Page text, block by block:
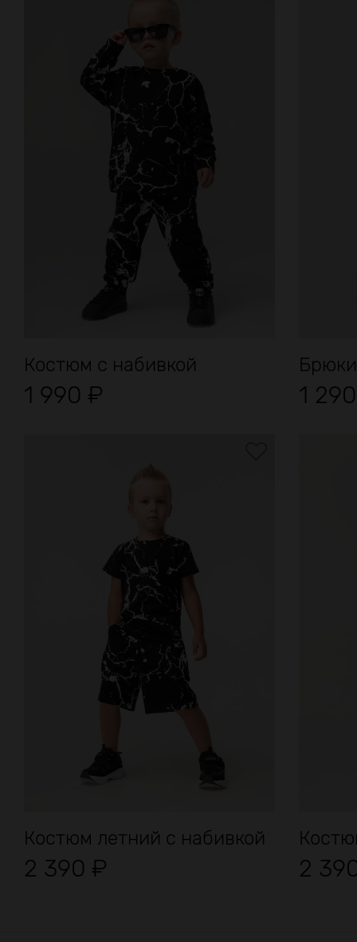
Костюм с набивкой
1 990 ₽ 1
Костюм летний с набивкой
2 390 ₽ 2